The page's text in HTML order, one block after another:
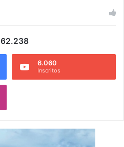
62.238
6.060
Inscritos